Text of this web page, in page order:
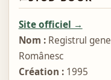
Site officiel →
Nom :Registrul
Românesc
Création :1995